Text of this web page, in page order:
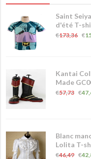
Saint
d'été T-
€173,36 €
Kantai
Made
€57,73 €
Blanc
Lolita T-
€46,49 €